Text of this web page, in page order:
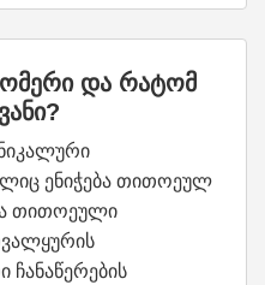
და რატომ
ენიჭება თითოეულ
თითოეული
ჩანაწერების